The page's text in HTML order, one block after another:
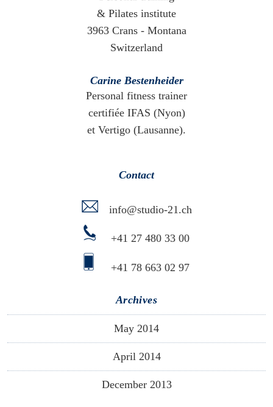
& Pilates institute
3963 Crans - Montana
Switzerland
Carine Bestenheider
Personal fitness trainer
certifiée IFAS (Nyon)
et Vertigo (Lausanne).
Contact
info@studio-21.ch
+41 27 480 33 00
+41 78 663 02 97
Archives
May 2014
April 2014
December 2013